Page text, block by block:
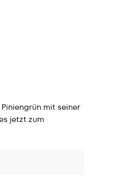
mit seiner
jetzt zum